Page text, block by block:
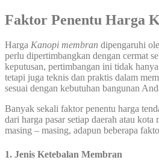
Faktor Penentu Harga
Harga Kanopi membran dipengaruhi
perlu dipertimbangkan dengan cermat
keputusan, pertimbangan ini tidak
tetapi juga teknis dan praktis dalam
sesuai dengan kebutuhan bangunan
Banyak sekali faktor penentu harga
dari harga pasar setiap daerah atau
masing – masing, adapun beberapa
1. Jenis Ketebalan Membran